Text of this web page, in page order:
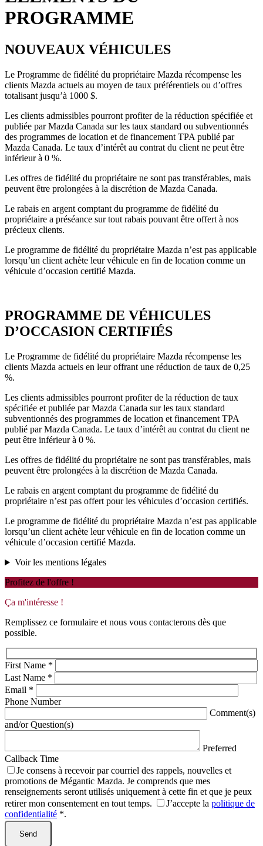
PROGRAMME
NOUVEAUX VÉHICULES
Le Programme de fidélité du propriétaire Mazda récompense les
clients Mazda actuels au moyen de taux préférentiels ou d’offres
totalisant jusqu’à 1000 $.
Les clients admissibles pourront profiter de la réduction spécifiée et
publiée par Mazda Canada sur les taux standard ou subventionnés
des programmes de location et de financement TPA publié par
Mazda Canada. Le taux d’intérêt au contrat du client ne peut être
inférieur à 0 %.
Les offres de fidélité du propriétaire ne sont pas transférables, mais
peuvent être prolongées à la discrétion de Mazda Canada.
Le rabais en argent comptant du programme de fidélité du
propriétaire a préséance sur tout rabais pouvant être offert à nos
précieux clients.
Le programme de fidélité du propriétaire Mazda n’est pas applicable
lorsqu’un client achète leur véhicule en fin de location comme un
véhicule d’occasion certifié Mazda.
PROGRAMME DE VÉHICULES
D’OCCASION CERTIFIÉS
Le Programme de fidélité du propriétaire Mazda récompense les
clients Mazda actuels en leur offrant une réduction de taux de 0,25
%.
Les clients admissibles pourront profiter de la réduction de taux
spécifiée et publiée par Mazda Canada sur les taux standard
subventionnés des programmes de location et financement TPA
publié par Mazda Canada. Le taux d’intérêt au contrat du client ne
peut être inférieur à 0 %.
Les offres de fidélité du propriétaire ne sont pas transférables, mais
peuvent être prolongées à la discrétion de Mazda Canada.
Le rabais en argent comptant du programme de fidélité du
propriétaire n’est pas offert pour les véhicules d’occasion certifiés.
Le programme de fidélité du propriétaire Mazda n’est pas applicable
lorsqu’un client achète leur véhicule en fin de location comme un
véhicule d’occasion certifié Mazda.
Voir les mentions légales
Profitez de l'offre !
Ça m'intéresse !
Remplissez ce formulaire et nous vous contacterons dès que
possible.
First Name *
Last Name *
Email *
Phone Number
Comment(s)
and/or Question(s)
Preferred
Callback Time
Je consens à recevoir par courriel des rappels, nouvelles et
promotions de Mégantic Mazda. Je comprends que mes
renseignements seront utilisés uniquement à cette fin et que je peux
retirer mon consentement en tout temps.
J’accepte la politique de
confidentialité *.